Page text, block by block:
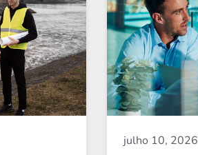
julho 10, 2026